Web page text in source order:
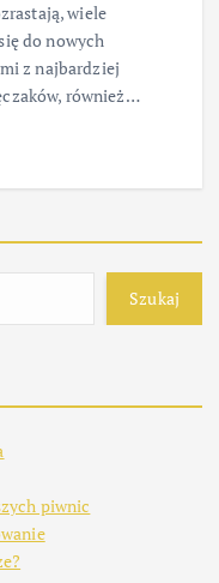
wiele
do nowych
z najbardziej
również…
Szukaj
piwnic